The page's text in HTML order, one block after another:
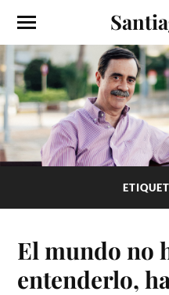
El mundo no
entenderlo,